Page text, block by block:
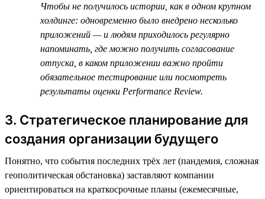
Чтобы не получилось истории, как в одном крупном
холдинге: одновременно было внедрено несколько
приложений — и людям приходилось регулярно
напоминать, где можно получить согласование
отпуска, в каком приложении важно пройти
обязательное тестирование или посмотреть
результаты оценки Performance Review.
3. Стратегическое планирование для
создания организации будущего
Понятно, что события последних трёх лет (пандемия, сложная
геополитическая обстановка) заставляют компании
ориентироваться на краткосрочные планы (ежемесячные,